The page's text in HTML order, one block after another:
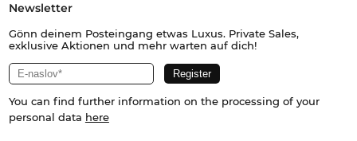
Newsletter
Gönn deinem Posteingang etwas Luxus. Private Sales,
exklusive Aktionen und mehr warten auf dich!
You can find further information on the processing of your
personal data here